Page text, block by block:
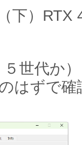
下）RTX
５世代か
はずで